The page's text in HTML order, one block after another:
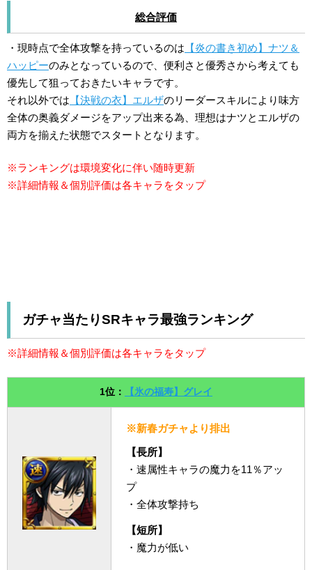
総合評価
・現時点で全体攻撃を持っているのは 【炎の書き初め】ナツ＆
ハッピーのみとなっているので、便利さと優秀さから考えても
優先して狙っておきたいキャラです。
それ以外では 【決戦の衣】エルザのリーダースキルにより味方
全体の奥義ダメージをアップ出来る為、理想はナツとエルザの
両方を揃えた状態でスタートとなります。
※ランキングは環境変化に伴い随時更新
※詳細情報＆個別評価は各キャラをタップ
ガチャ当たりSRキャラ最強ランキング
※詳細情報＆個別評価は各キャラをタップ
1位： 【氷の福寿】グレイ
※新春ガチャより排出
【長所】
・速属性キャラの魔力を11％アッ
プ
・全体攻撃持ち
【短所】
・魔力が低い